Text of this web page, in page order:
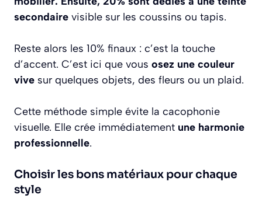
secondaire visible sur les coussins ou tapis.
Reste alors les 10% finaux : c’est la touche
d’accent. C’est ici que vous osez une couleur
vive sur quelques objets, des fleurs ou un plaid.
Cette méthode simple évite la cacophonie
visuelle. Elle crée immédiatement une harmonie
professionnelle.
Choisir les bons matériaux pour chaque
style